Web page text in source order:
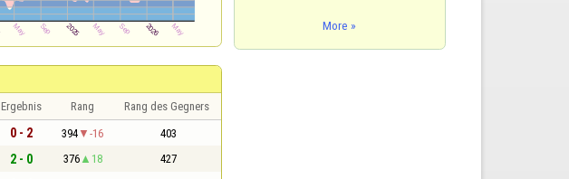
Ergebnis Rang Rang des Gegners
0 - 2 394 -16 403
2 - 0 376 18 427
More »